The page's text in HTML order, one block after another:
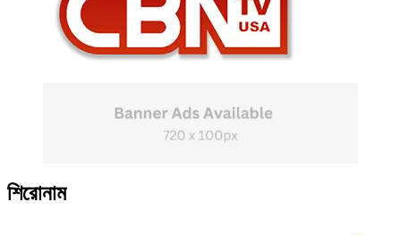
শিরোনাম